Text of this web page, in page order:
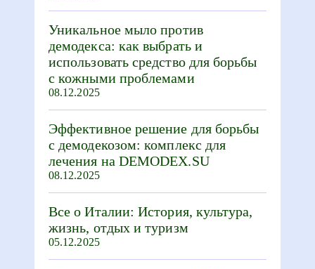
Уникальное мыло против
демодекса: как выбрать и
использовать средство для борьбы
с кожными проблемами
08.12.2025
Эффективное решение для борьбы
с демодекозом: комплекс для
лечения на DEMODEX.SU
08.12.2025
Все о Италии: История, культура,
жизнь, отдых и туризм
05.12.2025